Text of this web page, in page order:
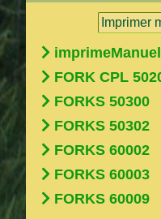
Imprimer
imprimeManuel
FORK CPL
FORKS 50300
FORKS 50302
FORKS 60002
FORKS 60003
FORKS 60009